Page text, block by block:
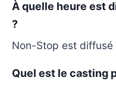
À quelle heure est
?
Non-Stop est diffusé
Quel est le casting